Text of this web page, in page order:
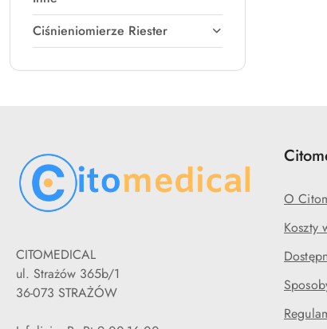
Ciśnieniomierze Riester
CITOMEDICAL
ul. Strażów 365b/1
36-073 STRAŻÓW
O
Koszty